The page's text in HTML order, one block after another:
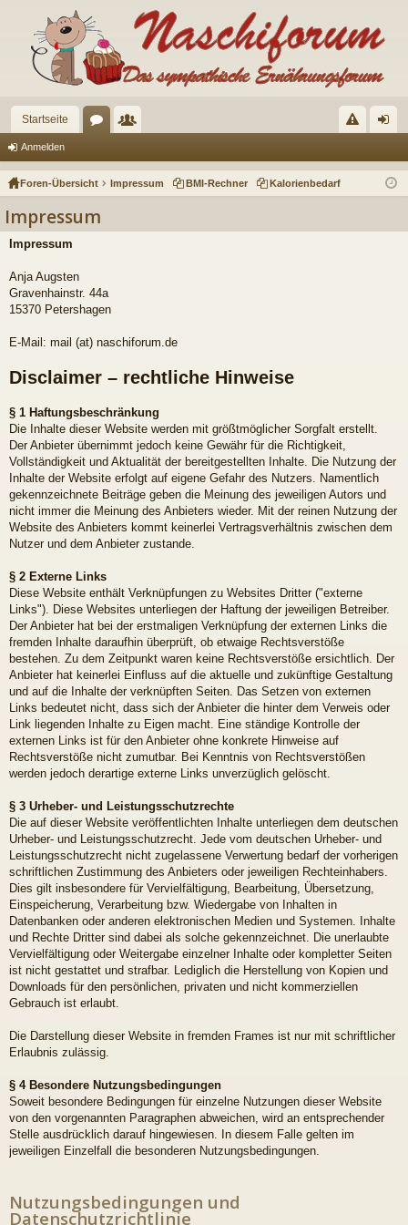
Startseite
en lie
r
el m
de
Anmelden
Foren-Übersicht Impressum BMI-Rechner Kalorienbedarf
Impressum
Impressum
Anja Augsten
Gravenhainstr. 44a
15370 Petershagen
E-Mail: mail (at) naschiforum.de
Disclaimer – rechtliche Hinweise
§ 1 Haftungsbeschränkung
Die Inhalte dieser Website werden mit größtmöglicher Sorgfalt erstellt.
Der Anbieter übernimmt jedoch keine Gewähr für die Richtigkeit,
Vollständigkeit und Aktualität der bereitgestellten Inhalte. Die Nutzung der
Inhalte der Website erfolgt auf eigene Gefahr des Nutzers. Namentlich
gekennzeichnete Beiträge geben die Meinung des jeweiligen Autors und
nicht immer die Meinung des Anbieters wieder. Mit der reinen Nutzung der
Website des Anbieters kommt keinerlei Vertragsverhältnis zwischen dem
Nutzer und dem Anbieter zustande.
§ 2 Externe Links
Diese Website enthält Verknüpfungen zu Websites Dritter ("externe
Links"). Diese Websites unterliegen der Haftung der jeweiligen Betreiber.
Der Anbieter hat bei der erstmaligen Verknüpfung der externen Links die
fremden Inhalte daraufhin überprüft, ob etwaige Rechtsverstöße
bestehen. Zu dem Zeitpunkt waren keine Rechtsverstöße ersichtlich. Der
Anbieter hat keinerlei Einfluss auf die aktuelle und zukünftige Gestaltung
und auf die Inhalte der verknüpften Seiten. Das Setzen von externen
Links bedeutet nicht, dass sich der Anbieter die hinter dem Verweis oder
Link liegenden Inhalte zu Eigen macht. Eine ständige Kontrolle der
externen Links ist für den Anbieter ohne konkrete Hinweise auf
Rechtsverstöße nicht zumutbar. Bei Kenntnis von Rechtsverstößen
werden jedoch derartige externe Links unverzüglich gelöscht.
§ 3 Urheber- und Leistungsschutzrechte
Die auf dieser Website veröffentlichten Inhalte unterliegen dem deutschen
Urheber- und Leistungsschutzrecht. Jede vom deutschen Urheber- und
Leistungsschutzrecht nicht zugelassene Verwertung bedarf der vorherigen
schriftlichen Zustimmung des Anbieters oder jeweiligen Rechteinhabers.
Dies gilt insbesondere für Vervielfältigung, Bearbeitung, Übersetzung,
Einspeicherung, Verarbeitung bzw. Wiedergabe von Inhalten in
Datenbanken oder anderen elektronischen Medien und Systemen. Inhalte
und Rechte Dritter sind dabei als solche gekennzeichnet. Die unerlaubte
Vervielfältigung oder Weitergabe einzelner Inhalte oder kompletter Seiten
ist nicht gestattet und strafbar. Lediglich die Herstellung von Kopien und
Downloads für den persönlichen, privaten und nicht kommerziellen
Gebrauch ist erlaubt.
Die Darstellung dieser Website in fremden Frames ist nur mit schriftlicher
Erlaubnis zulässig.
§ 4 Besondere Nutzungsbedingungen
Soweit besondere Bedingungen für einzelne Nutzungen dieser Website
von den vorgenannten Paragraphen abweichen, wird an entsprechender
Stelle ausdrücklich darauf hingewiesen. In diesem Falle gelten im
jeweiligen Einzelfall die besonderen Nutzungsbedingungen.
Nutzungsbedingungen und
Datenschutzrichtlinie